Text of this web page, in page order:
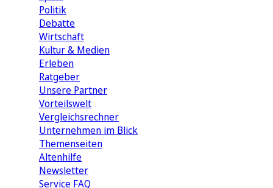
Politik
Debatte
Wirtschaft
Kultur & Medien
Erleben
Ratgeber
Unsere Partner
Vorteilswelt
Vergleichsrechner
Unternehmen im Blick
Themenseiten
Altenhilfe
Newsletter
Service FAQ